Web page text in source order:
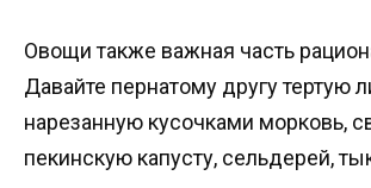
Овощи также важная часть
Давайте пернатому другу тертую
нарезанную кусочками морковь,
пекинскую капусту, сельдерей,